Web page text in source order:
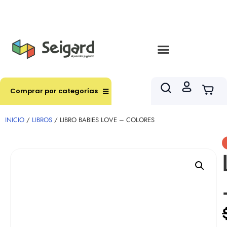
Comprar por categorías
INICIO / LIBROS / LIBRO BABIES LOVE – COLORES